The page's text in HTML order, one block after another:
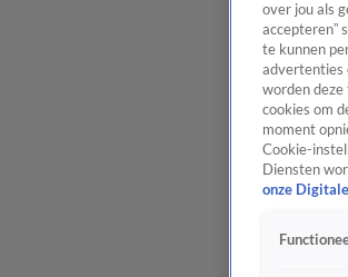
over jou als
accepteren”
te kunnen
advertenties
worden
cookies om
moment
Cookie-
Diensten
onze